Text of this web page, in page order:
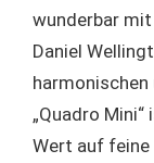
wunderbar
Daniel
harmonischen
„Quadro
Wert auf feine